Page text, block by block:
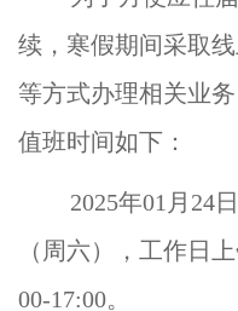
续，寒假期间采取
等方式办理相关业
值班时间如下：
2025年01月 24
（周六），工作日上
00-17:00。